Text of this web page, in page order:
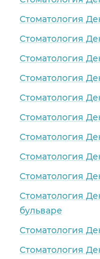
Стоматология
Стоматология
Стоматология
Стоматология
Стоматология
Стоматология
Стоматология
Стоматология
Стоматология
Стоматология
бульваре
Стоматология
Стоматология